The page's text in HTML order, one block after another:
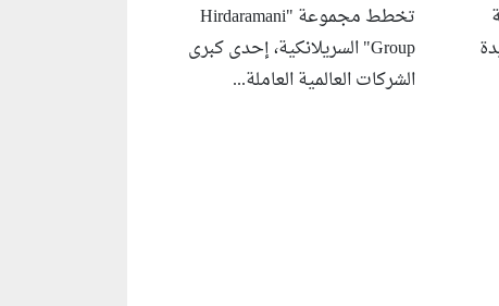
تخطط مجموعة "Hirdaramani
Group" السريلانكية، إحدى كبرى
الشركات العالمية العاملة...